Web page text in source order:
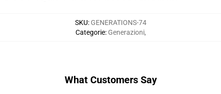
SKU: GENERATIONS-74
Categorie: Generazioni,
What Customers Say